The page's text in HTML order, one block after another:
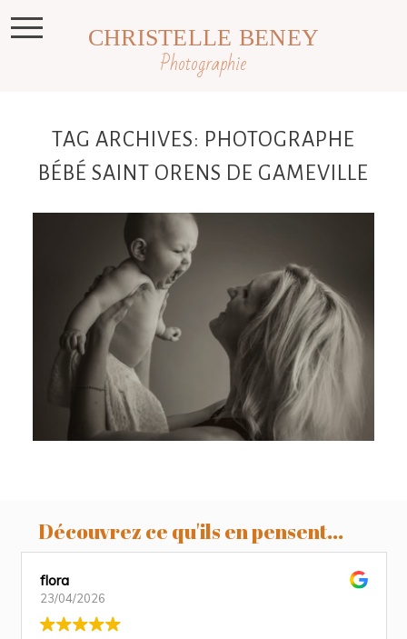
Photographie
CHRISTELLE BENEY
TAG ARCHIVES: PHOTOGRAPHE
BÉBÉ SAINT ORENS DE GAMEVILLE
Jules, 4 mois, photographe bébé
Toulouse, Castres, Revel
Découvrez ce qu'ils en pensent...
flora
23/04/2026